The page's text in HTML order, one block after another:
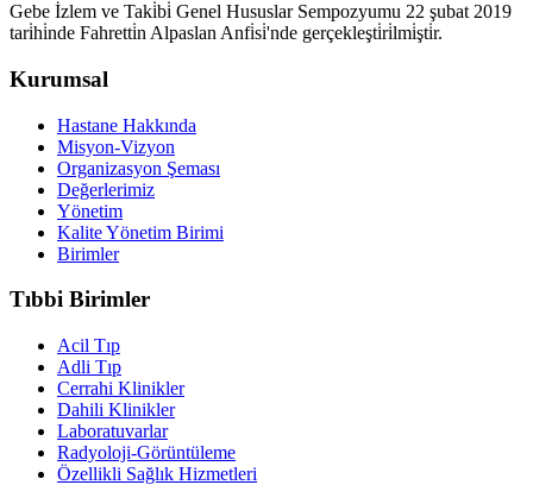
Gebe İzlem ve Taki̇bi̇ Genel Hususlar Sempozyumu 22 şubat 2019
tari̇hi̇nde Fahretti̇n Alpaslan Anfi̇si̇'nde gerçekleşti̇ri̇lmi̇şti̇r.
Kurumsal
Hastane Hakkında
Misyon-Vizyon
Organizasyon Şeması
Değerlerimiz
Yönetim
Kalite Yönetim Birimi
Birimler
Tıbbi Birimler
Acil Tıp
Adli Tıp
Cerrahi Klinikler
Dahili Klinikler
Laboratuvarlar
Radyoloji-Görüntüleme
Özellikli Sağlık Hizmetleri